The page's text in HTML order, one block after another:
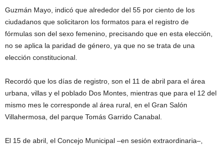
Guzmán Mayo, indicó que alrededor del 55 por ciento de los
ciudadanos que solicitaron los formatos para el registro de
fórmulas son del sexo femenino, precisando que en esta elección,
no se aplica la paridad de género, ya que no se trata de una
elección constitucional.
Recordó que los días de registro, son el 11 de abril para el área
urbana, villas y el poblado Dos Montes, mientras que para el 12 del
mismo mes le corresponde al área rural, en el Gran Salón
Villahermosa, del parque Tomás Garrido Canabal.
El 15 de abril, el Concejo Municipal –en sesión extraordinaria–,